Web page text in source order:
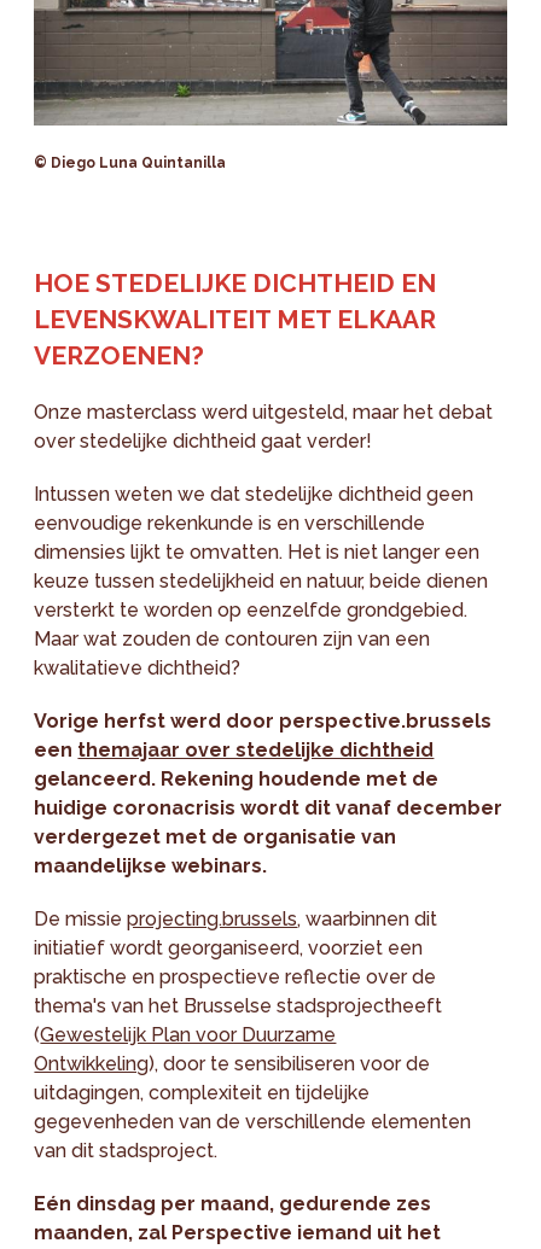
© Diego Luna Quintanilla
HOE STEDELIJKE DICHTHEID EN
LEVENSKWALITEIT MET ELKAAR
VERZOENEN?
Onze masterclass werd uitgesteld, maar het debat
over stedelijke dichtheid gaat verder!
Intussen weten we dat stedelijke dichtheid geen
eenvoudige rekenkunde is en verschillende
dimensies lijkt te omvatten. Het is niet langer een
keuze tussen stedelijkheid en natuur, beide dienen
versterkt te worden op eenzelfde grondgebied.
Maar wat zouden de contouren zijn van een
kwalitatieve dichtheid?
Vorige herfst werd door perspective.brussels
een themajaar over stedelijke dichtheid
gelanceerd. Rekening houdende met de
huidige coronacrisis wordt dit vanaf december
verdergezet met de organisatie van
maandelijkse webinars.
De missieprojecting.brussels, waarbinnen dit
initiatief wordt georganiseerd, voorziet een
praktische en prospectieve reflectie over de
thema's van het Brusselse stadsprojectheeft
(Gewestelijk Plan voor Duurzame
Ontwikkeling), door te sensibiliseren voor de
uitdagingen, complexiteit en tijdelijke
gegevenheden van de verschillende elementen
van dit stadsproject.
Eén dinsdag per maand, gedurende zes
maanden, zal Perspective iemand uit het